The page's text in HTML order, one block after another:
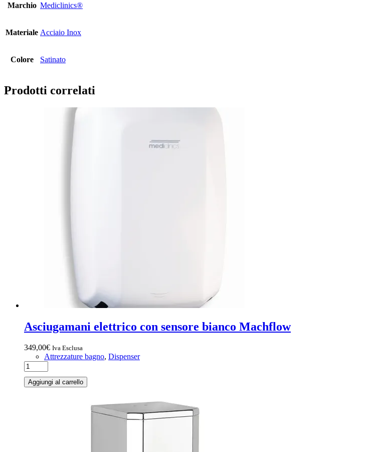
Marchio Mediclinics®
Materiale Acciaio Inox
Colore Satinato
Prodotti correlati
Asciugamani elettrico con sensore bianco Machflow
349,00€ Iva Esclusa
Attrezzature bagno, Dispenser
Aggiungi al carrello